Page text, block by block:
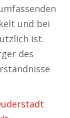
und bei
ist.
des